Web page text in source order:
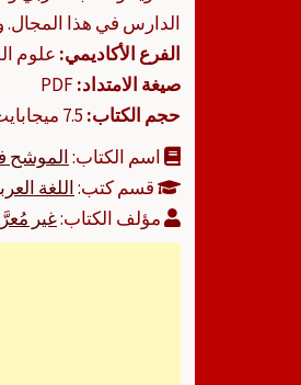
الدارس في هذا المجال.
الفرع الأكاديمي: علوم
صيغة الامتداد:
حجم الكتاب:
اسم الكتاب:الموشح
قسم كتب:اللغة
مؤلف الكتاب:غير